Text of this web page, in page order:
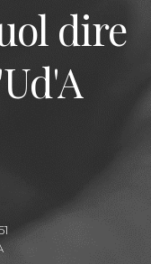
dire